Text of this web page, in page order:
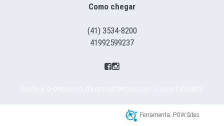
Como chegar
(41) 3534-8200
41992599237
Ferramenta: POW Sites